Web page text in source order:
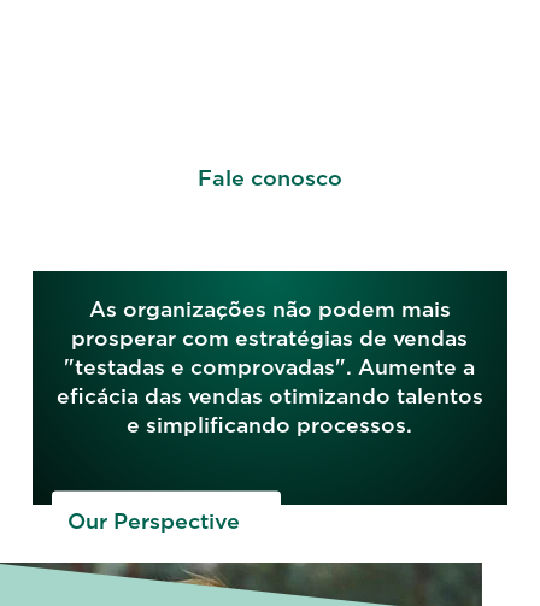
Fale conosco
As organizações não podem mais
prosperar com estratégias de vendas
"testadas e comprovadas". Aumente a
eficácia das vendas otimizando talentos
e simplificando processos.
Our Perspective